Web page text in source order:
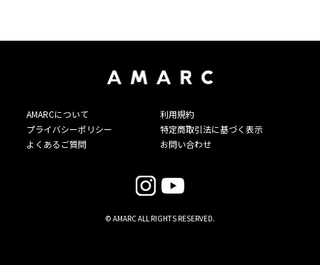
AMARCについて
利用規約
プライバシーポリシー
特定商取引法に基づく表示
よくあるご質問
お問い合わせ
© AMARC ALL RIGHTS RESERVED.